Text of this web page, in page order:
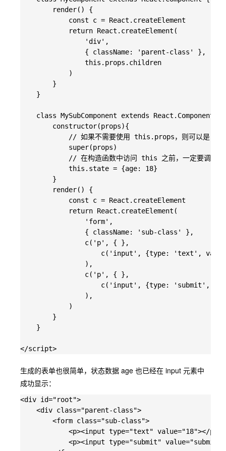
        render() {
            const c = React.createElement
            return React.createElement(
                'div',
                { className: 'parent-class' },
                this.props.children
            )
        }
    }
    class MySubComponent extends React.Component {
        constructor(props){
// 如果不需要使用 this.props，则可以是
            super(props)
// 在构造函数中访问 this 之前，一定要调用
            this.state = {age: 18}
        }
        render() {
            const c = React.createElement
            return React.createElement(
                'form',
                { className: 'sub-class' },
                c('p', { },
c('input', {type: 'text',
                ),
                c('p', { },
c('input', {type: 'submit',
                ),
            )
        }
    }
生成的表单也很简单，状态数据 age 也已经在 input 元素中
成功显示：
<div id="root">
    <div class="parent-class">
        <form class="sub-class">
            <p><input type="text" value="18"></p>
<p><input type="submit"